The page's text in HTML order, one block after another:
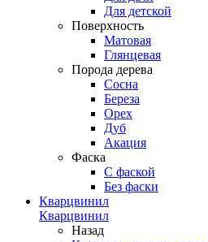
Для детской
Поверхность
Матовая
Глянцевая
Порода дерева
Сосна
Береза
Орех
Дуб
Акация
Фаска
С фаской
Без фаски
Кварцвинил
Кварцвинил
Назад